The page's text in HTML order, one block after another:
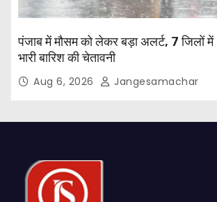
पंजाब में मौसम को लेकर बड़ा अलर्ट, 7 जिलों में
भारी बारिश की चेतावनी
Aug 6, 2026 Jangesamachar